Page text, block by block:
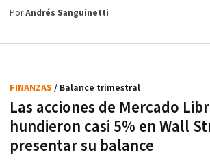
PorAndrés Sanguinetti
Las acciones de Mercado
hundieron casi 5% en Wall
presentar su balance
FINANZAS / Balance trimestral